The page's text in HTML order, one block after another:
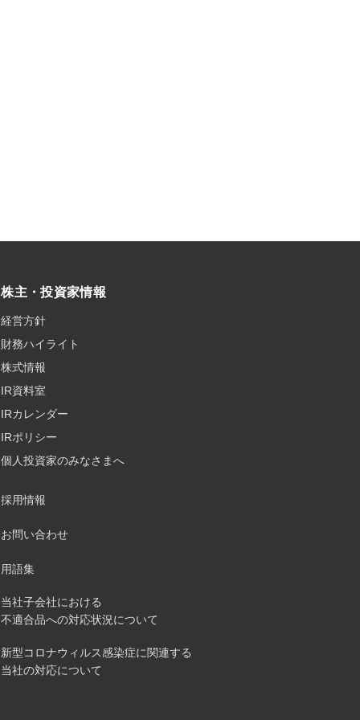
株主・投資家情報
経営方針
財務ハイライト
株式情報
IR資料室
IRカレンダー
IRポリシー
個人投資家のみなさまへ
採用情報
お問い合わせ
用語集
当社子会社における
不適合品への対応状況について
新型コロナウィルス感染症に関連する
当社の対応について